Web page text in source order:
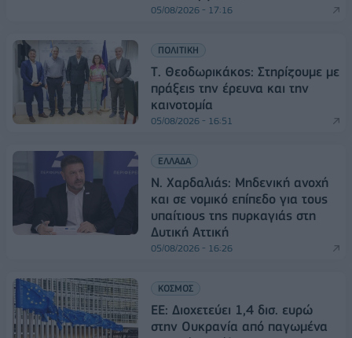
05/08/2026 - 17:16
ΠΟΛΙΤΙΚΗ
Τ. Θεοδωρικάκος: Στηρίζουμε με
πράξεις την έρευνα και την
καινοτομία
05/08/2026 - 16:51
ΕΛΛΑΔΑ
Ν. Χαρδαλιάς: Μηδενική ανοχή
και σε νομικό επίπεδο για τους
υπαίτιους της πυρκαγιάς στη
Δυτική Αττική
05/08/2026 - 16:26
ΚΟΣΜΟΣ
ΕΕ: Διοχετεύει 1,4 δισ. ευρώ
στην Ουκρανία από παγωμένα